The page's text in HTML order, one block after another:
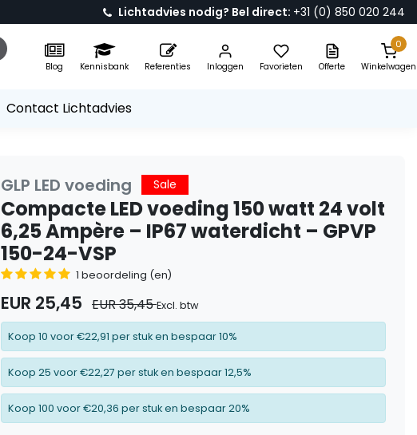
Lichtadvies nodig? Bel direct: +31 (0) 850 020 244
Blog Kennisbank Referenties Inloggen Favorieten Offerte
0
Winkelwagen
Contact Lichtadvies
GLP LED voeding Sale
Compacte LED voeding 150 watt 24 volt
6,25 Ampère – IP67 waterdicht – GPVP
150-24-VSP
1 beoordeling (en)
EUR 25,45 EUR 35,45Excl. btw
Koop 10 voor €22,91 per stuk en bespaar 10%
Koop 25 voor €22,27 per stuk en bespaar 12,5%
Koop 100 voor €20,36 per stuk en bespaar 20%